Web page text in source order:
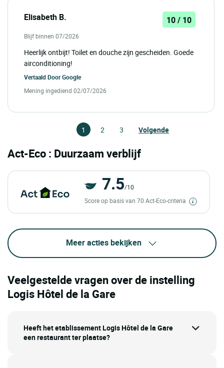
Elisabeth B. 10 / 10
Blijf binnen 07/2026
Heerlijk ontbijt! Toilet en douche zijn gescheiden. Goede
airconditioning!
Vertaald DoorGoogle
Mening ingediend 02/07/2026
1 2 3 Volgende
Act-Eco : Duurzaam verblijf
7.5/10
Score op basis van 70 Act-Eco-criteria
Meer acties bekijken
Veelgestelde vragen over de instelling
Logis Hôtel de la Gare
Heeft het etablissement Logis Hôtel de la Gare
een restaurant ter plaatse?